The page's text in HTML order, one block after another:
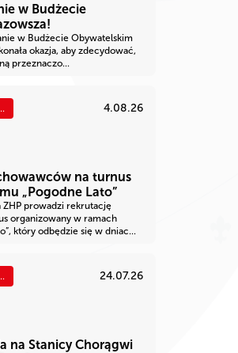
w Budżecie
w Budżecie Obywatelskim
okazja, aby zdecydować,
przeznaczo...
4.08.26
na turnus
„Pogodne Lato”
prowadzi rekrutację
organizowany w ramach
który odbędzie się w dniac...
24.07.26
na Stanicy Chorągwi